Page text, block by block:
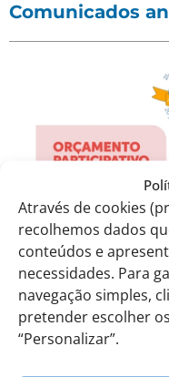
Através de cookies
recolhemos dados
conteúdos e
necessidades. Para
navegação simples,
pretender escolher
“Personalizar”.
Comunicados
CEE: 17 –
Orçamento
01.10.2024